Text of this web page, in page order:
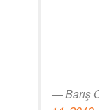
— Barış